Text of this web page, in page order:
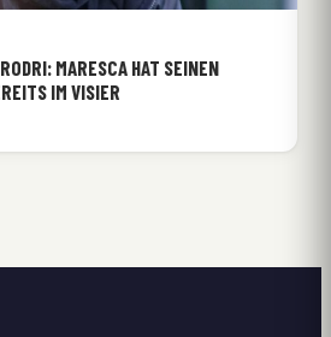
MARESCA HAT SEINEN
IM VISIER